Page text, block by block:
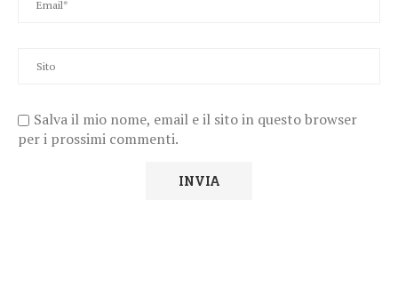
Salva il mio nome, email e il sito in questo browser
per i prossimi commenti.